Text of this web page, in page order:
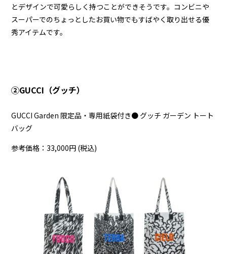
とデザインで可愛らしく持つことができそうです。コンビニや
スーパーでのちょっとしたお買い物でもすばやく取り出せる優
秀アイテムです。
➁GUCCI（グッチ）
GUCCI Garden 限定品・専用紙袋付き● グッチ ガーデン トート
バッグ
参考価格：33,000円 (税込)